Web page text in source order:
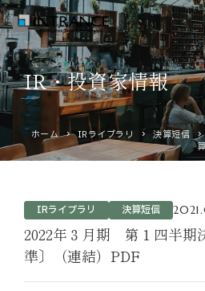
トップ
企業情報
運営ホテル
IR・投資家情報
IR・投資家情報
ホーム IRライブラリ 決算短信
IRライブラリ 決算短信
2022年３月期 第１四半期
準〕（連結）PDF